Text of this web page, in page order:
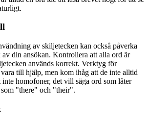
av skiljetecken kan också påverka
din ansökan. Kontrollera att alla ord är
används korrekt. Verktyg för
till hjälp, men kom ihåg att de inte alltid
homofoner, det vill säga ord som låter
"there" och "their".